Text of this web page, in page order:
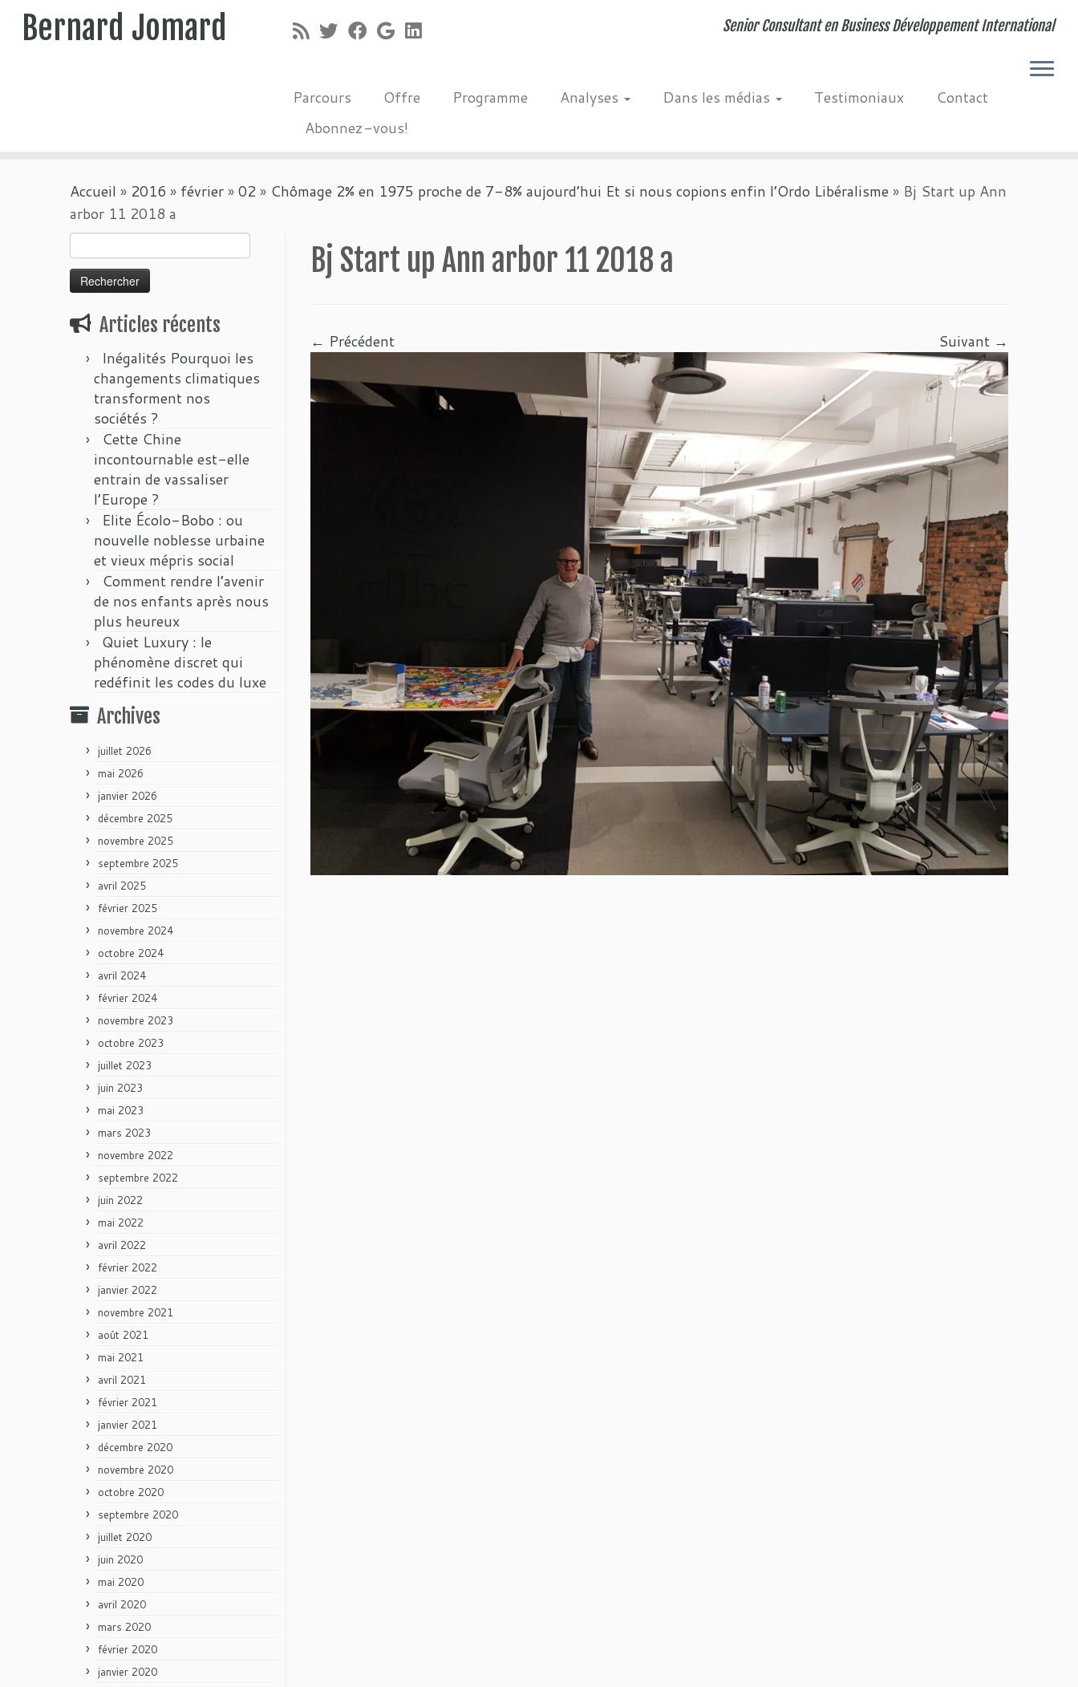
Bernard Jomard Senior Consultant en Business Développement International
Parcours Offre Programme Analyses Dans les médias Testimoniaux
Contact
Abonnez-vous!
Accueil » 2016 » février»02 » Chômage 2% en 1975 proche de 7-8% aujourd’hui Et si nous copions enfin l’Ordo Libéralisme » Bj Start up Ann
arbor 11 2018 a
Articles récents
Inégalités Pourquoi les
changements climatiques
transforment nos
sociétés ?
Cette Chine
incontournable est-elle
entrain de vassaliser
l’Europe ?
Elite Écolo-Bobo : ou
nouvelle noblesse urbaine
et vieux mépris social
Comment rendre l’avenir
de nos enfants après nous
plus heureux
Quiet Luxury : le
phénomène discret qui
redéfinit les codes du luxe
Archives
juillet 2026
mai 2026
janvier 2026
décembre 2025
novembre 2025
septembre 2025
avril 2025
février 2025
novembre 2024
octobre 2024
avril 2024
février 2024
novembre 2023
octobre 2023
juillet 2023
juin 2023
mai 2023
mars 2023
novembre 2022
septembre 2022
juin 2022
mai 2022
avril 2022
février 2022
janvier 2022
novembre 2021
août 2021
mai 2021
avril 2021
février 2021
janvier 2021
décembre 2020
novembre 2020
octobre 2020
septembre 2020
juillet 2020
juin 2020
mai 2020
avril 2020
mars 2020
février 2020
janvier 2020
Bj Start up Ann arbor 11 2018 a
← Précédent Suivant →